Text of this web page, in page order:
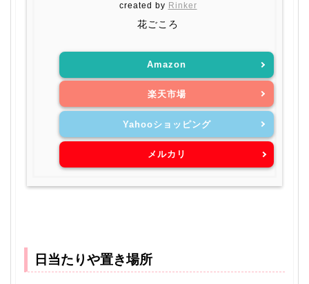
created by Rinker
花ごころ
Amazon
楽天市場
Yahooショッピング
メルカリ
日当たりや置き場所